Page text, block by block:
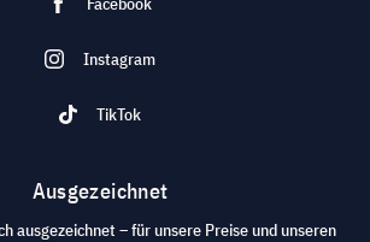
Instagram
TikTok
Ausgezeichnet
ausgezeichnet – für unsere Preise und unseren